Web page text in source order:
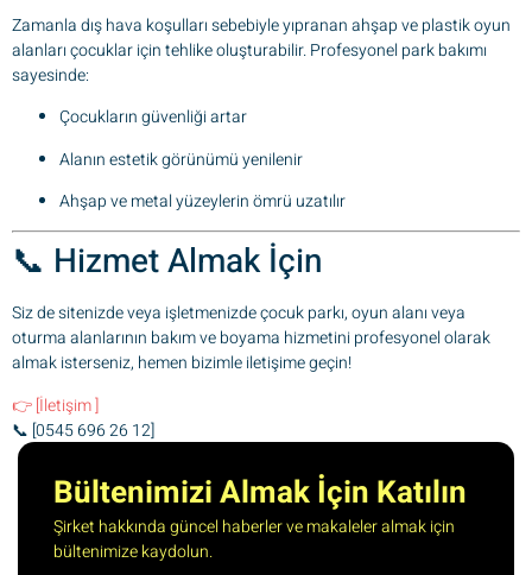
Zamanla dış hava koşulları sebebiyle yıpranan ahşap ve plastik oyun
alanları çocuklar için tehlike oluşturabilir. Profesyonel park bakımı
sayesinde:
Çocukların güvenliği artar
Alanın estetik görünümü yenilenir
Ahşap ve metal yüzeylerin ömrü uzatılır
📞 Hizmet Almak İçin
Siz de sitenizde veya işletmenizde çocuk parkı, oyun alanı veya
oturma alanlarının bakım ve boyama hizmetini profesyonel olarak
almak isterseniz, hemen bizimle iletişime geçin!
👉 [İletişim ]
📞 [0545 696 26 12]
Bültenimizi Almak İçin Katılın
Şirket hakkında güncel haberler ve makaleler almak için
bültenimize kaydolun.